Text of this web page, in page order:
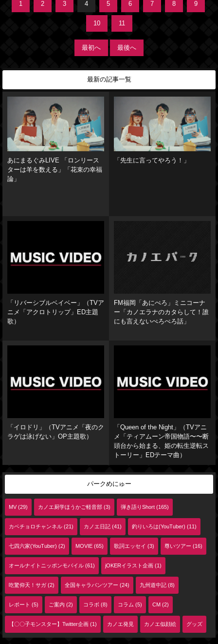
1 2 3 4 5 6 7 8 9
10 11
最初へ 最後へ
最新の記事一覧
あにまるぐみLIVE 「ロンリース
ターは羊を数える」「花束の幸福
論」
「先生に言ってやろう！」
「リバーシブルベイベー」（TVア
ニメ「アクロトリップ」ED主題
歌）
FM福岡「あにぺろ」ミニコーナ
ー「カノエラナのカタらして！誰
にも言えないぺろぺろ話」
「イロドリ」（TVアニメ「夜のク
ラゲは泳げない」OP主題歌）
「Queen of the Night」（TVアニ
メ「ティアムーン帝国物語〜〜断
頭台から始まる、姫の転生逆転ス
トーリー」EDテーマ曲）
パークめにゅー
MV (29) カノエ厨学ほうかご軽音部 (3) 弾き語りShort (165)
カベチョロチャンネル (21) カノエ日記 (41) 釣りいろは(YouTuber) (11)
七四六家(YouTuber) (2) MOVIE (65) 歌詞エッセイ (3) 尊いツアー (16)
オールナイトニッポンモバイル (61) jOKERイラスト企画 (1)
吃驚仰天！サガ (2) 全国キャラバンツアー (24) 九州道中記 (8)
レポート (5) ご案内 (2) コラボ (8) コラム (5) CM (2)
【〇〇子モンスター】Twitter企画 (1) カノエ発見 カノエ似顔絵 グッズ